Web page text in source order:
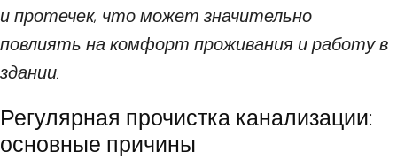
и протечек, что может значительно
повлиять на комфорт проживания и работу в
здании.
Регулярная прочистка канализации:
основные причины